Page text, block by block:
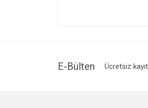
E-Bülten Ücretsiz